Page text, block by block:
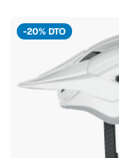
-20% DTO